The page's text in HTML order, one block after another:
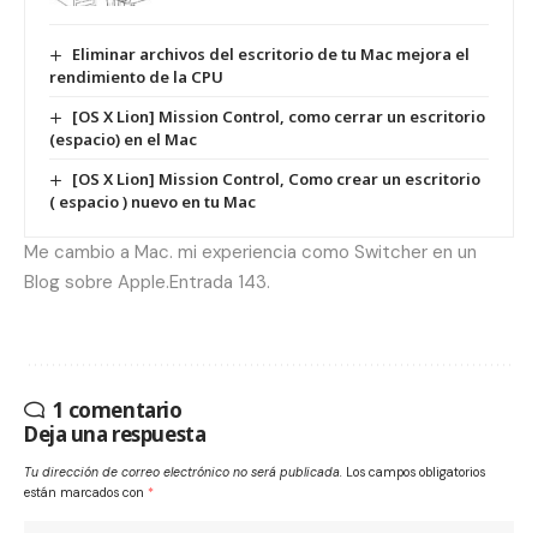
Eliminar archivos del escritorio de tu Mac mejora el
rendimiento de la CPU
[OS X Lion] Mission Control, como cerrar un escritorio
(espacio) en el Mac
[OS X Lion] Mission Control, Como crear un escritorio
( espacio ) nuevo en tu Mac
Me cambio a Mac. mi experiencia como Switcher en un
Blog sobre Apple.Entrada 143.
1 comentario
Deja una respuesta
Tu dirección de correo electrónico no será publicada. Los campos obligatorios
están marcados con *